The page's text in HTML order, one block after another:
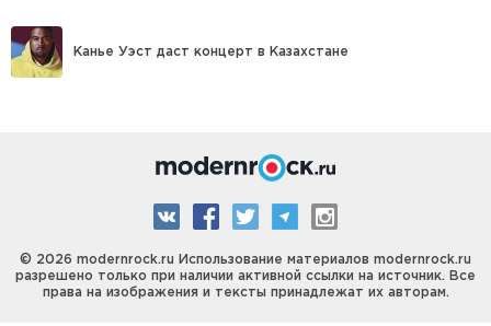
Канье Уэст даст концерт в Казахстане
© 2026 modernrock.ru Использование материалов modernrock.ru
разрешено только при наличии активной ссылки на источник. Все
права на изображения и тексты принадлежат их авторам.